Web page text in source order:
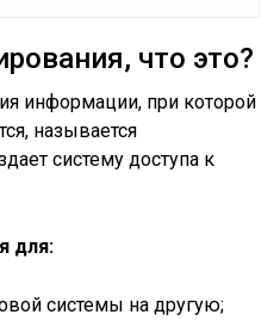
что это?
информации, при которой
называется
систему доступа к
для:
системы на другую;